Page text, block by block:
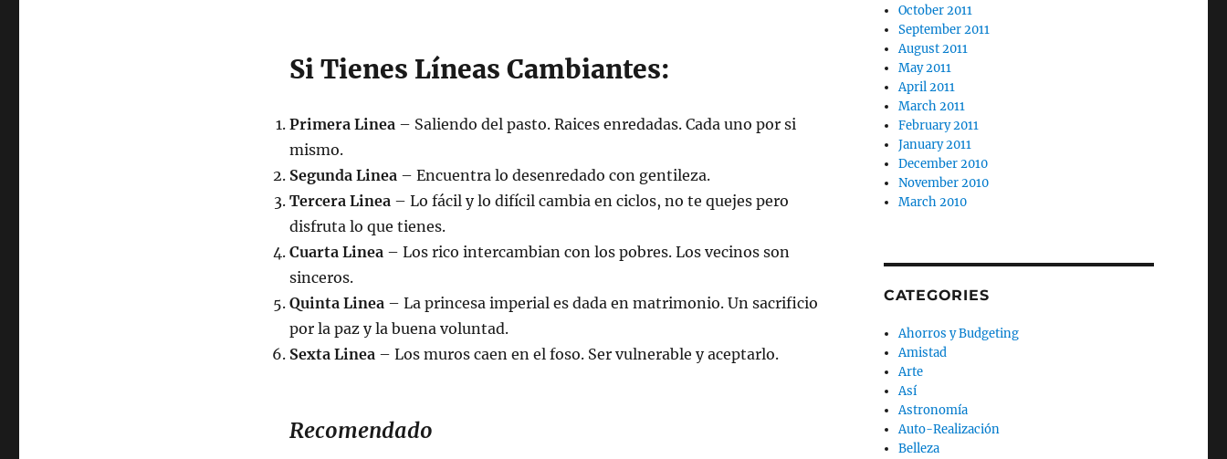
Si Tienes Líneas Cambiantes:
Primera Linea– Saliendo del pasto. Raices enredadas. Cada uno por si
mismo.
Segunda Linea– Encuentra lo desenredado con gentileza.
Tercera Linea– Lo fácil y lo difícil cambia en ciclos, no te quejes pero
disfruta lo que tienes.
Cuarta Linea– Los rico intercambian con los pobres. Los vecinos son
sinceros.
Quinta Linea– La princesa imperial es dada en matrimonio. Un sacrificio
por la paz y la buena voluntad.
Sexta Linea– Los muros caen en el foso. Ser vulnerable y aceptarlo.
Recomendado
October 2011
September 2011
August 2011
May 2011
April 2011
March 2011
February 2011
January 2011
December 2010
November 2010
March 2010
CATEGORIES
Ahorros y Budgeting
Amistad
Arte
Así
Astronomía
Auto-Realización
Belleza